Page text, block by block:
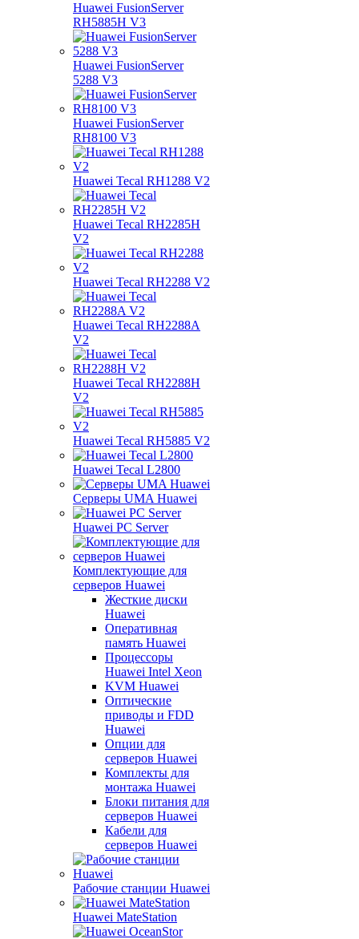
Huawei FusionServer
RH5885H V3
Huawei FusionServer
5288 V3
Huawei FusionServer
RH8100 V3
Huawei Tecal RH1288 V2
Huawei Tecal RH2285H
V2
Huawei Tecal RH2288 V2
Huawei Tecal RH2288A
V2
Huawei Tecal RH2288H
V2
Huawei Tecal RH5885 V2
Huawei Tecal L2800
Серверы UMA Huawei
Huawei PC Server
Комплектующие для
серверов Huawei
Жесткие диски
Huawei
Оперативная
память Huawei
Процессоры
Huawei Intel Xeon
KVM Huawei
Оптические
приводы и FDD
Huawei
Опции для
серверов Huawei
Комплекты для
монтажа Huawei
Блоки питания для
серверов Huawei
Кабели для
серверов Huawei
Рабочие станции Huawei
Huawei MateStation